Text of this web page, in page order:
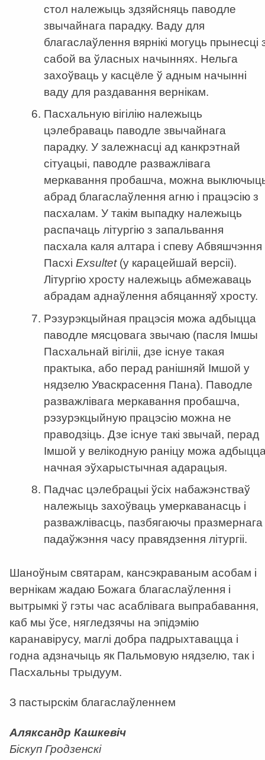
стол належыць здзяйсняць паводле
звычайнага парадку. Ваду для
благаслаўлення вярнікі могуць прынесці
сабой ва ўласных начыннях. Нельга
захоўваць у касцёле ў адным начынні
ваду для раздавання вернікам.
Пасхальную вігілію належыць
цэлебраваць паводле звычайнага
парадку. У залежнасці ад канкрэтнай
сітуацыі, паводле разважлівага
меркавання пробашча, можна
абрад благаслаўлення агню і працэсію з
пасхалам. У такім выпадку належыць
распачаць літургію з запальвання
пасхала каля алтара і спеву Абвяшчэння
Пасхі Exsultet(у карацейшай версіі).
Літургію хросту належыць абмежаваць
абрадам аднаўлення абяцанняў хросту.
Рэзурэкцыйная працэсія можа адбыцца
паводле мясцовага звычаю (пасля Імшы
Пасхальнай вігіліі, дзе існуе такая
практыка, або перад ранішняй Імшой у
нядзелю Уваскрасення Пана). Паводле
разважлівага меркавання пробашча,
рэзурэкцыйную працэсію можна не
праводзіць. Дзе існуе такі звычай, перад
Імшой у велікодную раніцу можа
начная эўхарыстычная адарацыя.
Падчас цэлебрацыі ўсіх набажэнстваў
належыць захоўваць умеркаванасць і
разважлівасць, пазбягаючы празмернага
падаўжэння часу правядзення літургіі.
Шаноўным святарам, кансэкраваным асобам і
вернікам жадаю Божага благаслаўлення і
вытрымкі ў гэты час асаблівага выпрабавання,
каб мы ўсе, нягледзячы на эпідэмію
каранавірусу, маглі добра падрыхтавацца і
годна адзначыць як Пальмовую нядзелю, так і
Пасхальны трыдуум.
З пастырскім благаслаўленнем
Aляксандр Кашкевіч
Біскуп Гродзенскі